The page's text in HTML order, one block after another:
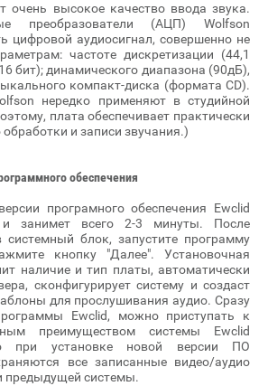
очень высокое качество ввода звука.
преобразователи (АЦП) Wolfson
цифровой аудиосигнал, совершенно не
частоте дискретизации (44,1
бит); динамического диапазона (90дБ),
компакт-диска (формата CD).
нередко применяют в студийной
плата обеспечивает практически
обработки и записи звучания.)
обеспечения
програмного обеспечения Ewclid
и занимет всего 2-3 минуты. После
блок, запустите программу
кнопку "Далее". Установочная
наличие и тип платы, автоматически
сконфигурирует систему и создаст
для прослушивания аудио. Сразу
Ewclid, можно приступать к
преимуществом системы Ewclid
при установке новой версии ПО
все записанные видео/аудио
предыдущей системы.